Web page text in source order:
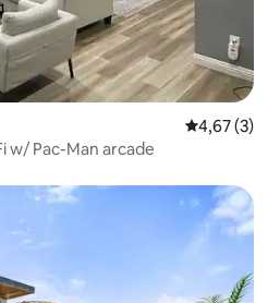
4,67 ud af 5
4,67 (3)
w/ Pac-Man arcade